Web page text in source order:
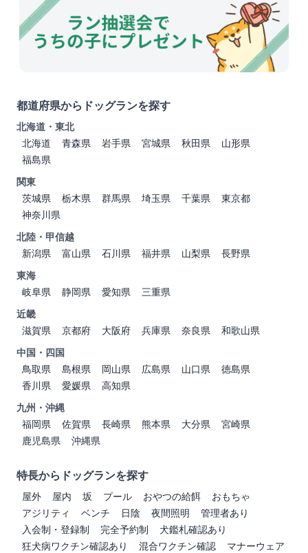
都道府県からドッグランを探す
北海道・東北
北海道
青森県 岩手県 宮城県 秋田県
山形県
福島県
関東
茨城県
栃木県 群馬県 埼玉県 千葉県
東京都
神奈川県
北陸・甲信越
新潟県
富山県 石川県 福井県 山梨県
長野県
東海
岐阜県
静岡県 愛知県
三重県
近畿
滋賀県
京都府 大阪府 兵庫県 奈良県
和歌山県
中国・四国
鳥取県
島根県 岡山県 広島県 山口県
徳島県
香川県
愛媛県
高知県
九州・沖縄
福岡県
佐賀県 長崎県 熊本県 大分県
宮崎県
鹿児島県
沖縄県
特長からドッグランを探す
屋外 屋内 坂 プール おやつの給餌
おもちゃ
アジリティ
ベンチ 日陰 夜間照明
管理者あり
入会制・登録制
完全予約制
犬鑑札確認あり
狂犬病ワクチン確認あり
混合ワクチン確認
マナーウェア